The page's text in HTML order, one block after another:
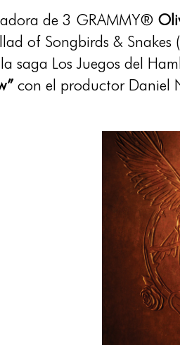
de 3 GRAMMY®
of Songbirds &
saga Los Juegos del
con el productor Daniel